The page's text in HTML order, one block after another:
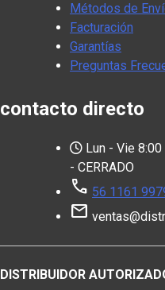
Métodos de
Facturación
Garantías
Preguntas
contacto directo
Lun - Vie
- CERRADO
call 56 1161
mail
DISTRIBUIDOR